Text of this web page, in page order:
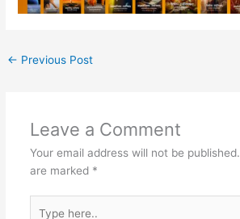
← Previous Post
Leave a Comment
Your email address will not be published.
are marked *